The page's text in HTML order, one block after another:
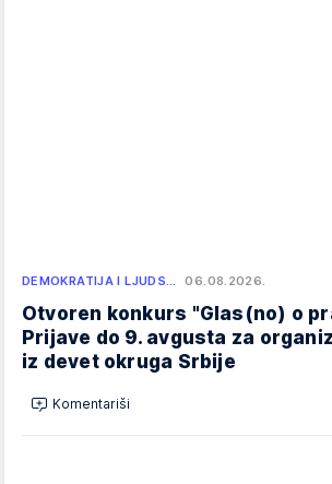
DEMOKRATIJA I LJUDS… 06.08.2026.
Otvoren konkurs "Glas(no) o
Prijave do 9. avgusta za
iz devet okruga Srbije
Komentariši